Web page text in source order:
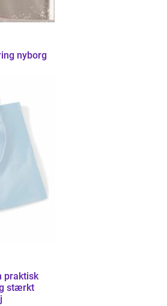
nyborg
praktisk
stærkt